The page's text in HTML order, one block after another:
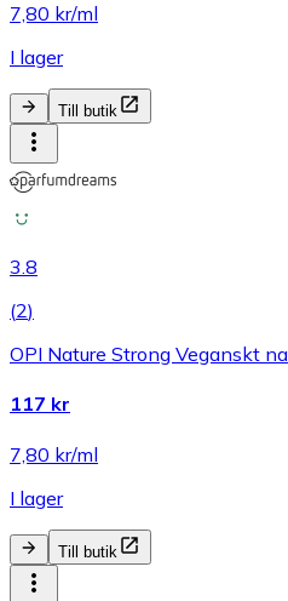
7,80 kr/ml
I lager
Till butik
3.8
(2)
OPI Nature Strong Veganskt
117 kr
7,80 kr/ml
I lager
Till butik